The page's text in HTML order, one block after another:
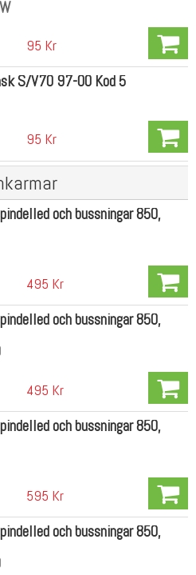
95 Kr
S/V70 97-00 Kod 5
95 Kr
och bussningar 850,
495 Kr
och bussningar 850,
495 Kr
och bussningar 850,
595 Kr
och bussningar 850,